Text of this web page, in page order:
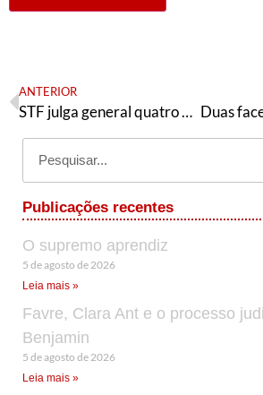
ANTERIOR
STF julga general quatro estrelas e coronéis kids pretos acusados por plano golpista “Punhal Verde e Amarelo”
Publicações recentes
O supremo aprendiz
5 de agosto de 2026
Leia mais »
Favre, Clara Ant e o processo
Benjamin
5 de agosto de 2026
Leia mais »